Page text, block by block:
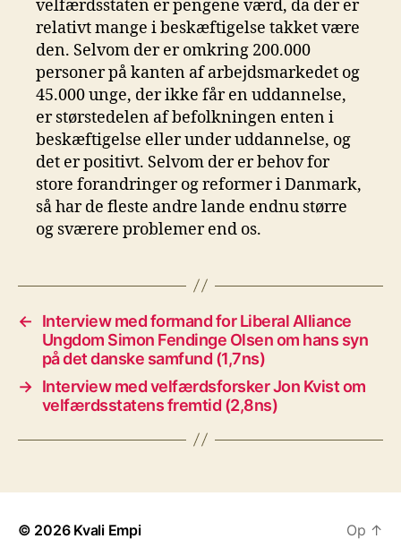
velfærdsstaten er pengene værd, da der er
relativt mange i beskæftigelse takket være
den. Selvom der er omkring 200.000
personer på kanten af arbejdsmarkedet og
45.000 unge, der ikke får en uddannelse,
er størstedelen af befolkningen enten i
beskæftigelse eller under uddannelse, og
det er positivt. Selvom der er behov for
store forandringer og reformer i Danmark,
så har de fleste andre lande endnu større
og sværere problemer end os.
←
Interview med formand for Liberal Alliance
Ungdom Simon Fendinge Olsen om hans syn
på det danske samfund (1,7ns)
→ Interview med velfærdsforsker Jon Kvist om
velfærdsstatens fremtid (2,8ns)
© 2026 Kvali Empi
Op ↑